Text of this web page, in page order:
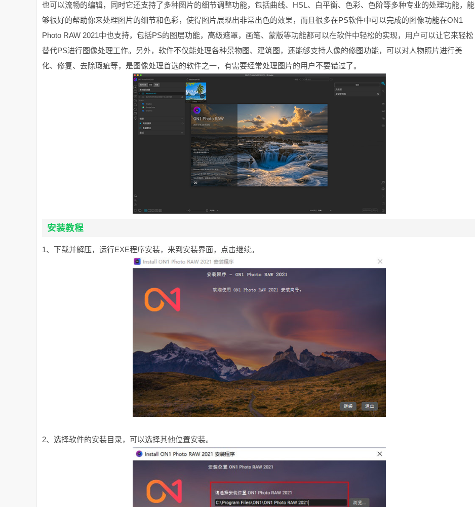
也可以流畅的编辑，同时它还支持了多种图片的细节调整功能，包括曲线、HSL、白平衡、色彩、色阶等多种专业的处理功能，能
够很好的帮助你来处理图片的细节和色彩，使得图片展现出非常出色的效果，而且很多在PS软件中可以完成的图像功能在ON1
Photo RAW 2021中也支持，包括PS的图层功能，高级遮罩，画笔、蒙版等功能都可以在软件中轻松的实现，用户可以让它来轻松
替代PS进行图像处理工作。另外，软件不仅能处理各种景物图、建筑图，还能够支持人像的修图功能，可以对人物照片进行美
化、修复、去除瑕疵等，是图像处理首选的软件之一，有需要经常处理图片的用户不要错过了。
安装教程
1、下载并解压，运行EXE程序安装，来到安装界面，点击继续。
2、选择软件的安装目录，可以选择其他位置安装。